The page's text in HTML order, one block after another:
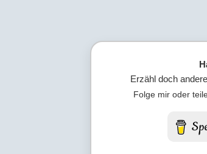
Erzähl doch
Folge mir oder